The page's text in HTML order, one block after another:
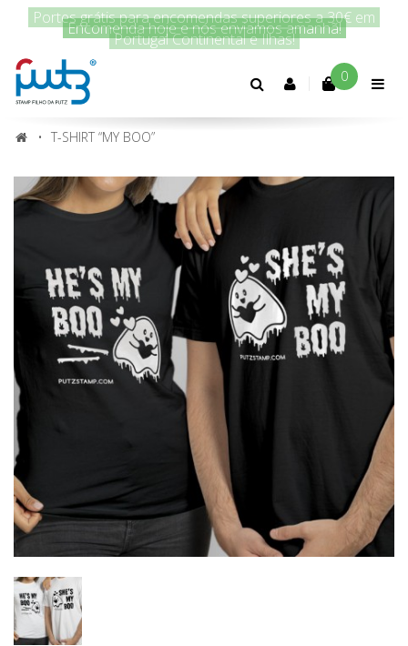
Encomenda hoje e nós enviamos amanhã!
Conta 0
T-SHIRT “MY BOO”